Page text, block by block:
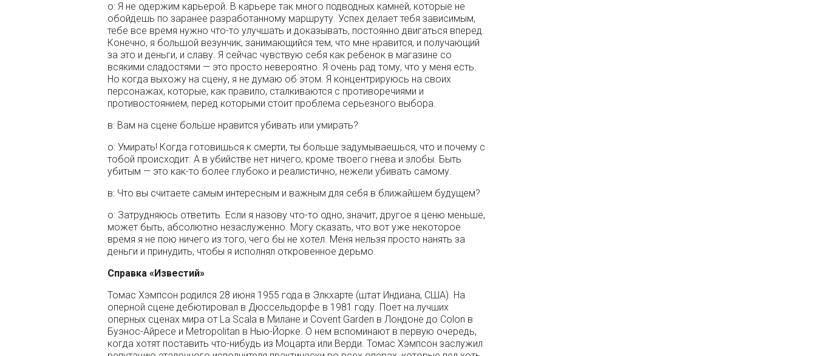
о: Я не одержим карьерой. В карьере так много подводных камней, которые не
обойдешь по заранее разработанному маршруту. Успех делает тебя зависимым,
тебе все время нужно что-то улучшать и доказывать, постоянно двигаться вперед.
Конечно, я большой везунчик, занимающийся тем, что мне нравится, и получающий
за это и деньги, и славу. Я сейчас чувствую себя как ребенок в магазине со
всякими сладостями — это просто невероятно. Я очень рад тому, что у меня есть.
Но когда выхожу на сцену, я не думаю об этом. Я концентрируюсь на своих
персонажах, которые, как правило, сталкиваются с противоречиями и
противостоянием, перед которыми стоит проблема серьезного выбора.
в: Вам на сцене больше нравится убивать или умирать?
о: Умирать! Когда готовишься к смерти, ты больше задумываешься, что и почему с
тобой происходит. А в убийстве нет ничего, кроме твоего гнева и злобы. Быть
убитым — это как-то более глубоко и реалистично, нежели убивать самому.
в: Что вы считаете самым интересным и важным для себя в ближайшем будущем?
о: Затрудняюсь ответить. Если я назову что-то одно, значит, другое я ценю меньше,
может быть, абсолютно незаслуженно. Могу сказать, что вот уже некоторое
время я не пою ничего из того, чего бы не хотел. Меня нельзя просто нанять за
деньги и принудить, чтобы я исполнял откровенное дерьмо.
Справка «Известий»
Томас Хэмпсон родился 28 июня 1955 года в Элкхарте (штат Индиана, США). На
оперной сцене дебютировал в Дюссельдорфе в 1981 году. Поет на лучших
оперных сценах мира от La Scala в Милане и Covent Garden в Лондоне до Colon в
Буэнос-Айресе и Metropolitan в Нью-Йорке. О нем вспоминают в первую очередь,
когда хотят поставить что-нибудь из Моцарта или Верди. Томас Хэмпсон заслужил